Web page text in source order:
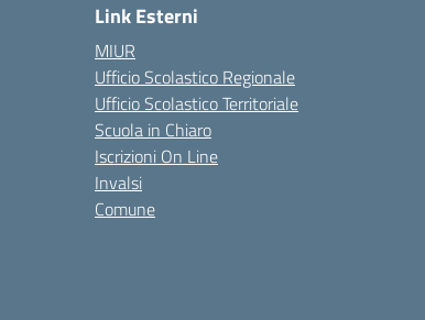
Link Esterni
MIUR
Ufficio Scolastico Regionale
Ufficio Scolastico Territoriale
Scuola in Chiaro
Iscrizioni On Line
Invalsi
Comune